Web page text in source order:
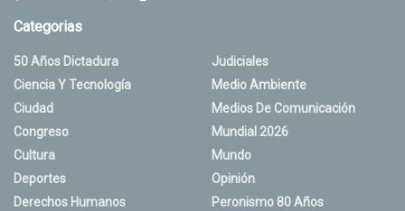
Categorias
50 Años Dictadura
Ciencia Y Tecnología
Ciudad
Congreso
Cultura
Deportes
Derechos Humanos
Judiciales
Medio Ambiente
Medios De Comunicación
Mundial 2026
Mundo
Opinión
Peronismo 80 Años